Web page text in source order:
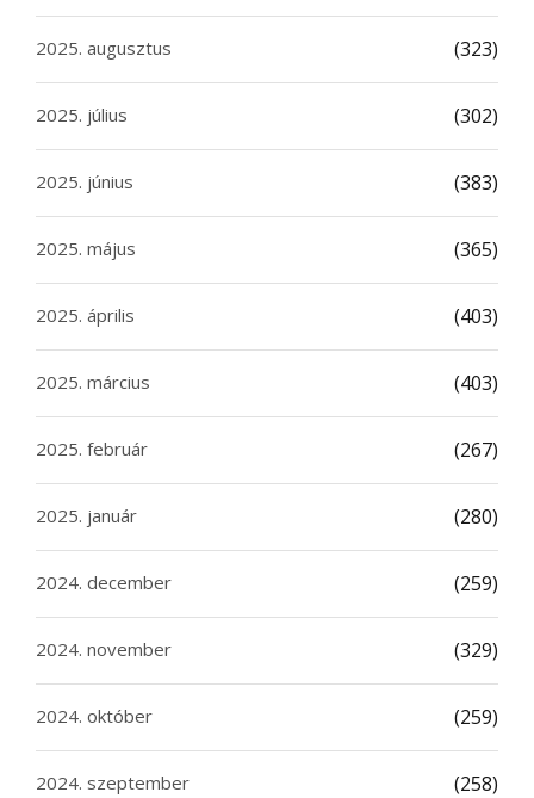
2025. augusztus (323)
2025. július (302)
2025. június (383)
2025. május (365)
2025. április (403)
2025. március (403)
2025. február (267)
2025. január (280)
2024. december (259)
2024. november (329)
2024. október (259)
2024. szeptember (258)